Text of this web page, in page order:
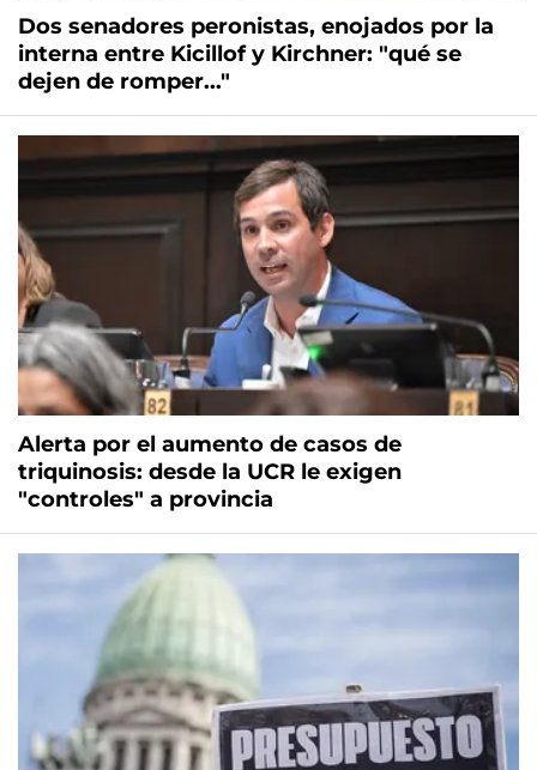
Dos senadores peronistas, enojados por la
interna entre Kicillof y Kirchner: "qué se
dejen de romper..."
Alerta por el aumento de casos de
triquinosis: desde la UCR le exigen
"controles" a provincia